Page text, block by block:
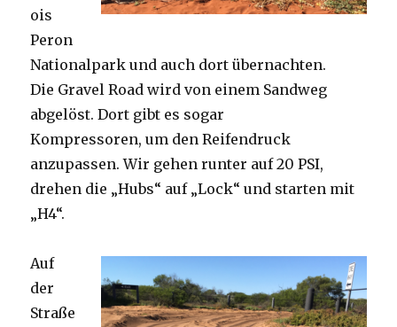
ois
Peron
Nationalpark und auch dort übernachten.
Die Gravel Road wird von einem Sandweg
abgelöst. Dort gibt es sogar
Kompressoren, um den Reifendruck
anzupassen. Wir gehen runter auf 20 PSI,
drehen die „Hubs“ auf „Lock“ und starten mit
„H4“.
Auf
der
Straße